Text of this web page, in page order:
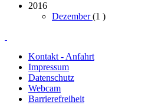
2016
Dezember(1 )
Kontakt - Anfahrt
Impressum
Datenschutz
Webcam
Barrierefreiheit